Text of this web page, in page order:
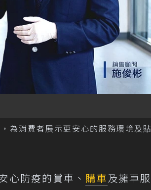
為消費者展示更安心的服務環境及貼
心防疫的賞車、 購車及擁車服